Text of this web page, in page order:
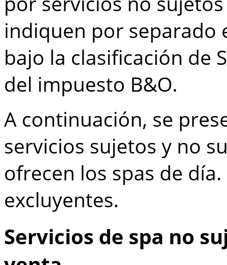
indiquen por separado
bajo la clasificación de
del impuesto B&O.
A continuación, se
servicios sujetos y no
ofrecen los spas de
excluyentes.
Servicios de spa no